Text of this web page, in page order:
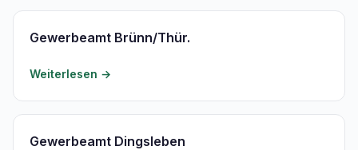
Gewerbeamt Brünn/Thür.
Weiterlesen →
Gewerbeamt Dingsleben